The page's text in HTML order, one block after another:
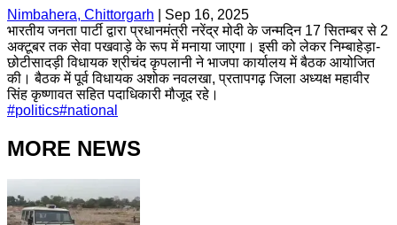
Nimbahera, Chittorgarh
Sep 16, 2025
भारतीय जनता पार्टी द्वारा प्रधानमंत्री नरेंद्र मोदी के जन्मदिन 17 सितम्बर से 2
अक्टूबर तक सेवा पखवाड़े के रूप में मनाया जाएगा। इसी को लेकर निम्बाहेड़ा-
छोटीसादड़ी विधायक श्रीचंद कृपलानी ने भाजपा कार्यालय में बैठक आयोजित
की। बैठक में पूर्व विधायक अशोक नवलखा, प्रतापगढ़ जिला अध्यक्ष महावीर
सिंह कृष्णावत सहित पदाधिकारी मौजूद रहे।
#politics#national
MORE NEWS